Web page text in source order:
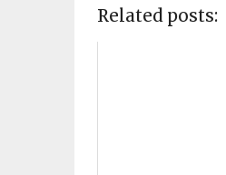
Related posts: